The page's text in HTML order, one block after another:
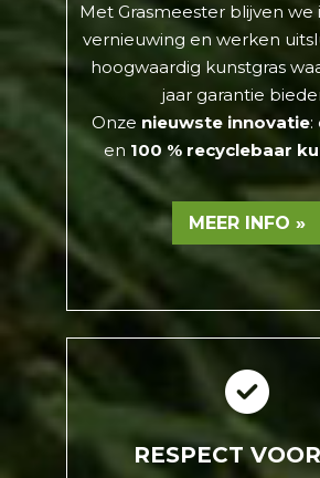
Met Grasmeester blijven
vernieuwing en werken
hoogwaardig kunstgras
jaar garantie
Onze nieuwste innovatie:
en 100 % recyclebaar
MEER INFO »
RESPECT